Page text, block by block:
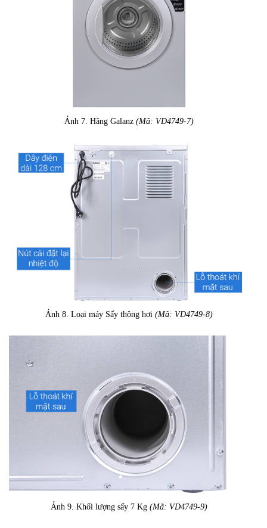
Ảnh 7. Hãng Galanz (Mã: VD4749-7)
Ảnh 8. Loại máy Sấy thông hơi (Mã: VD4749-8)
Ảnh 9. Khối lượng sấy 7 Kg (Mã: VD4749-9)